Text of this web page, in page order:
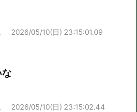
2026/05/10(日) 23:15:01.09
な
2026/05/10(日) 23:15:02.44